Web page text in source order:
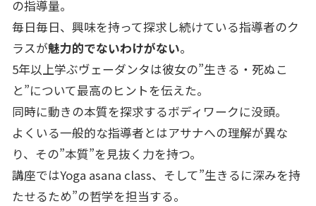
の指導量。
毎日毎日、興味を持って探求し続けている指導者のク
ラスが魅力的でないわけがない。
5年以上学ぶヴェーダンタは彼女の”生きる・死ぬこ
と”について最高のヒントを伝えた。
同時に動きの本質を探求するボディワークに没頭。
よくいる一般的な指導者とはアサナへの理解が異な
り、その”本質”を見抜く力を持つ。
講座ではYoga asana class、そして”生きるに深みを持
たせるため”の哲学を担当する。